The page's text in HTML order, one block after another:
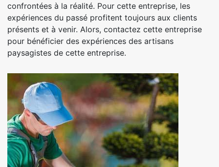
confrontées à la réalité. Pour cette entreprise, les
expériences du passé profitent toujours aux clients
présents et à venir. Alors, contactez cette entreprise
pour bénéficier des expériences des artisans
paysagistes de cette entreprise.